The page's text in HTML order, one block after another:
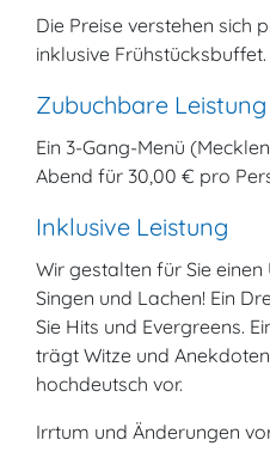
Die Preise verstehen sich
inklusive Frühstücksbuffet.
Zubuchbare Leistung
Ein 3-Gang-Menü
Abend für 30,00 € pro
Inklusive Leistung
Wir gestalten für Sie
Singen und Lachen! Ein
Sie Hits und Evergreens.
trägt Witze und
hochdeutsch vor.
Irrtum und Änderungen